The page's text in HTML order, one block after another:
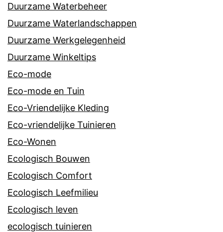
Duurzame Waterbeheer
Duurzame Waterlandschappen
Duurzame Werkgelegenheid
Duurzame Winkeltips
Eco-mode
Eco-mode en Tuin
Eco-Vriendelijke Kleding
Eco-vriendelijke Tuinieren
Eco-Wonen
Ecologisch Bouwen
Ecologisch Comfort
Ecologisch Leefmilieu
Ecologisch leven
ecologisch tuinieren